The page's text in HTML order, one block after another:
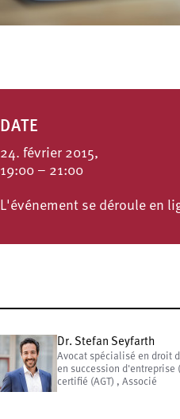
DATE
24. février 2015,
19:00 – 21:00
L'événement se déroule en
Dr. Stefan Seyfarth
Avocat spécialisé en droit
en succession d'entreprise
certifié (AGT) , Associé